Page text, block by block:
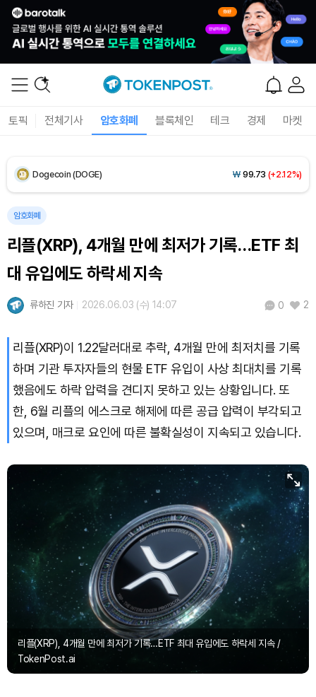
토픽 전체기사 암호화폐 블록체인 테크 경제 마켓
₩ 1,478(-0.70%)
Solana (SOL) 105,173(+1.25%)
TRON (TRX) (+0.20%)
Bitcoin (BTC) (+1.53%)
암호화폐
리플(XRP), 4개월 만에 최저가 기록…ETF 최
대 유입에도 하락세 지속
류하진 기자 2026.06.03 (수) 14:07 0 2
리플(XRP)이 1.22달러대로 추락, 4개월 만에 최저치를 기록
하며 기관 투자자들의 현물 ETF 유입이 사상 최대치를 기록
했음에도 하락 압력을 견디지 못하고 있는 상황입니다. 또
한, 6월 리플의 에스크로 해제에 따른 공급 압력이 부각되고
있으며, 매크로 요인에 따른 불확실성이 지속되고 있습니다.
리플(XRP), 4개월 만에 최저가 기록…ETF 최대 유입에도 하락세 지속 /
TokenPost.ai